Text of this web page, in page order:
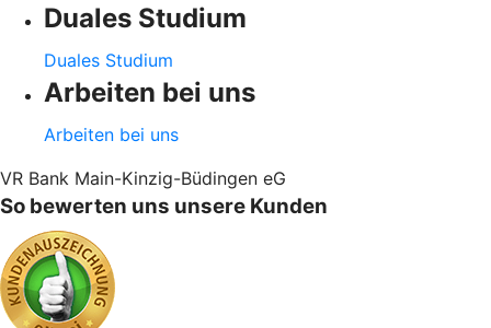
Duales Studium
Duales Studium
Arbeiten bei uns
Arbeiten bei uns
VR Bank Main-Kinzig-Büdingen eG
So bewerten uns unsere Kunden